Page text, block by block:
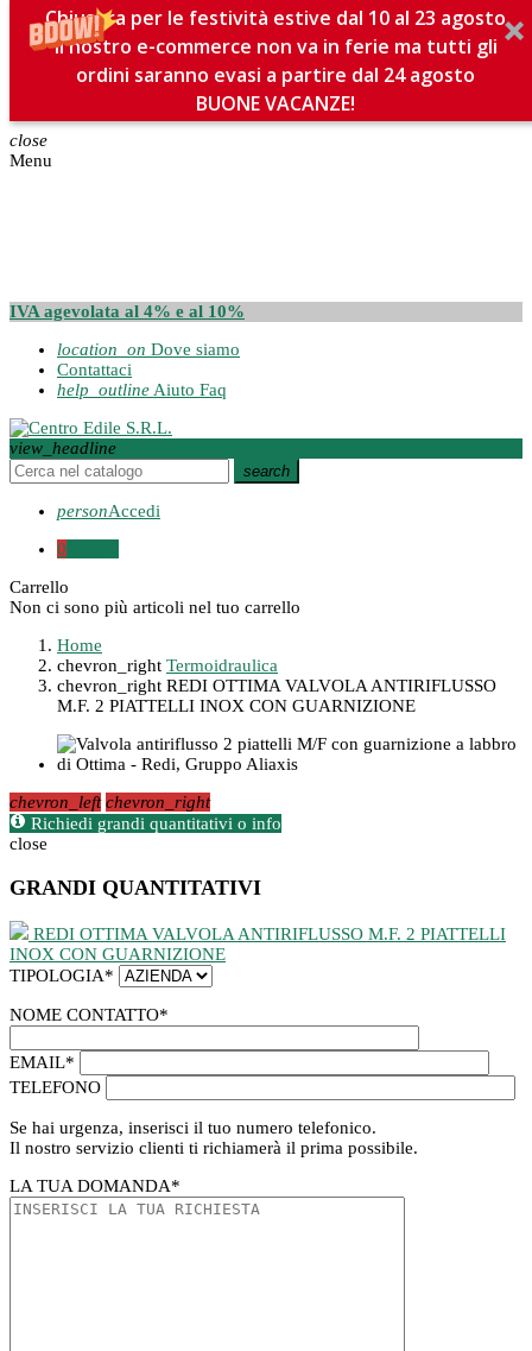
Chiusura per le festività estive dal 10 al 23 agosto
Il nostro e-commerce non va in ferie ma tutti gli
ordini saranno evasi a partire dal 24 agosto
BUONE VACANZE!
close
Menu
IVA agevolata al 4% e al 10%
location_on Dove siamo
Contattaci
help_outline Aiuto Faq
view_headline
search
personAccedi
0
Carrello
Non ci sono più articoli nel tuo carrello
Home
chevron_right Termoidraulica
chevron_right REDI OTTIMA VALVOLA ANTIRIFLUSSO
M.F. 2 PIATTELLI INOX CON GUARNIZIONE
chevron_left chevron_right
Richiedi grandi quantitativi o info
close
GRANDI QUANTITATIVI
REDI OTTIMA VALVOLA ANTIRIFLUSSO M.F. 2 PIATTELLI
INOX CON GUARNIZIONE
TIPOLOGIA*
NOME CONTATTO*
EMAIL*
TELEFONO
Se hai urgenza, inserisci il tuo numero telefonico.
Il nostro servizio clienti ti richiamerà il prima possibile.
LA TUA DOMANDA*